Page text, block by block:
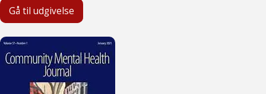
Gå til udgivelse